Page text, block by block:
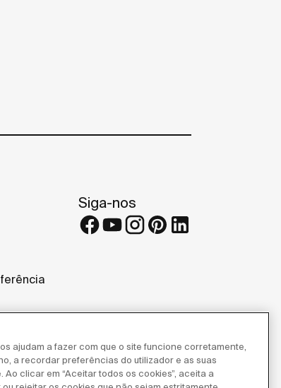
Siga-nos
ajudam a fazer com que o site funcione corretamente,
a recordar preferências do utilizador e as suas
clicar em “Aceitar todos os cookies”, aceita a